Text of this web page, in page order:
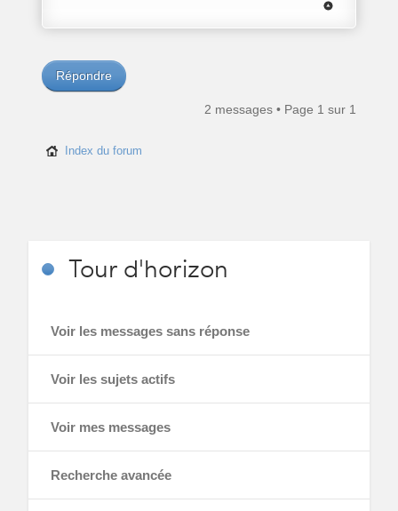
Répondre
2 messages • Page 1 sur 1
Index du forum
Tourd'horizon
Voir les messages sans réponse
Voir les sujets actifs
Voir mes messages
Recherche avancée